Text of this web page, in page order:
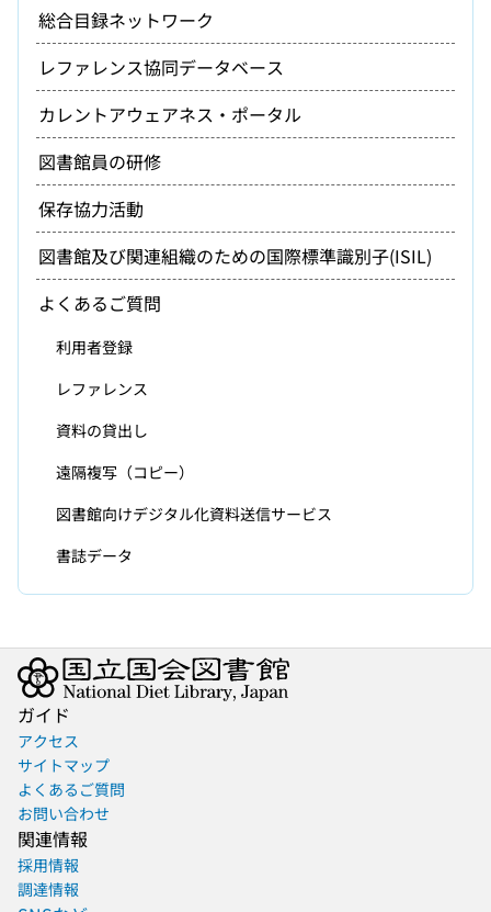
総合目録ネットワーク
レファレンス協同データベース
カレントアウェアネス・ポータル
図書館員の研修
保存協力活動
図書館及び関連組織のための国際標準識別子(ISIL)
よくあるご質問
利用者登録
レファレンス
資料の貸出し
遠隔複写（コピー）
図書館向けデジタル化資料送信サービス
書誌データ
ガイド
アクセス
サイトマップ
よくあるご質問
お問い合わせ
関連情報
採用情報
調達情報